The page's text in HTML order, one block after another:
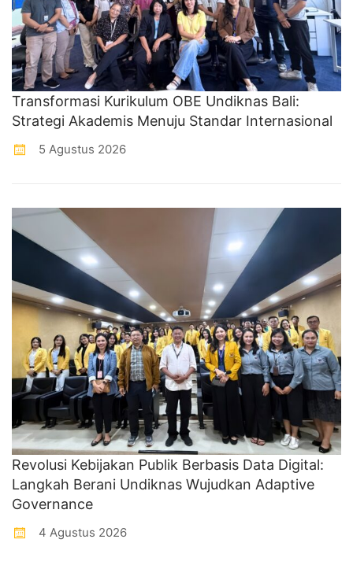
Transformasi Kurikulum OBE Undiknas Bali:
Strategi Akademis Menuju Standar Internasional
5 Agustus 2026
Revolusi Kebijakan Publik Berbasis Data Digital:
Langkah Berani Undiknas Wujudkan Adaptive
Governance
4 Agustus 2026